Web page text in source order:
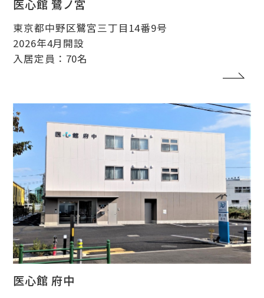
医心館 鷺ノ宮
東京都中野区鷺宮三丁目14番9号
2026年4月開設
入居定員：70名
医心館 府中